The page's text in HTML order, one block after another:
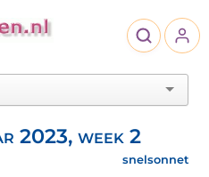
2023, week 2
snelsonnet